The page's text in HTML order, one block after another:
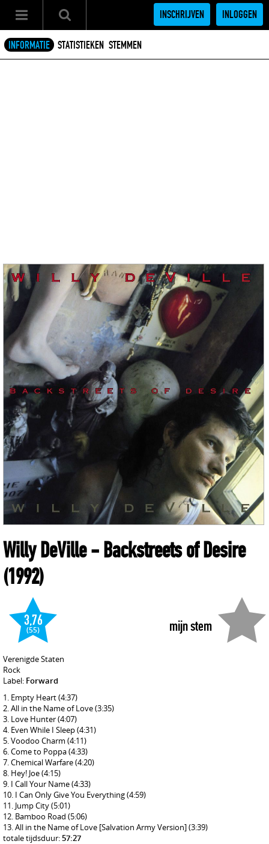
INSCHRIJVEN INLOGGEN
INFORMATIE STATISTIEKEN STEMMEN
Willy DeVille- Backstreets of Desire
(1992)
mijn stem
3,76
(55)
Verenigde Staten
Rock
Label: Forward
Empty Heart(4:37)
All in the Name of Love(3:35)
Love Hunter(4:07)
Even While I Sleep(4:31)
Voodoo Charm (4:11)
Come to Poppa(4:33)
Chemical Warfare(4:20)
Hey! Joe(4:15)
I Call Your Name(4:33)
I Can Only Give You Everything(4:59)
Jump City(5:01)
Bamboo Road (5:06)
All in the Name of Love [Salvation Army Version](3:39)
totale tijdsduur:57:27